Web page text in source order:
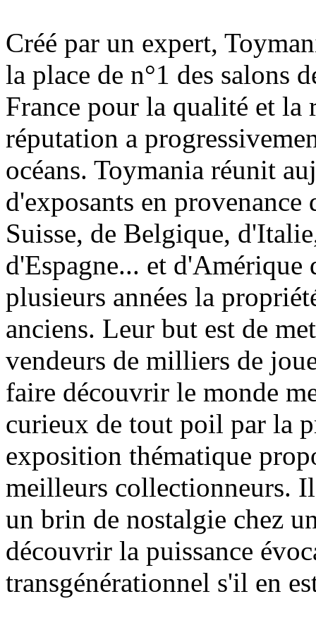
Créé par un expert,
la place de n°1 des salons
France pour la qualité et la
réputation a
océans. Toymania réunit
d'exposants en
Suisse, de Belgique,
d'Espagne... et
plusieurs années la
anciens. Leur but est de
vendeurs de milliers de
faire découvrir le monde
curieux de tout poil par la
exposition thématique
meilleurs collectionneurs.
un brin de nostalgie chez
découvrir la puissance
transgénérationnel s'il en